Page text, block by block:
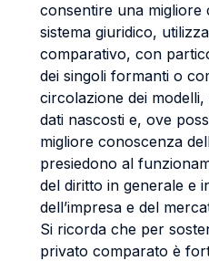
consentire una
sistema giuridico,
comparativo, con
dei singoli formanti o
circolazione dei
dati nascosti e, ove
migliore conoscenza
presiedono al
del diritto in generale e
dell’impresa e del
Si ricorda che per
privato comparato è